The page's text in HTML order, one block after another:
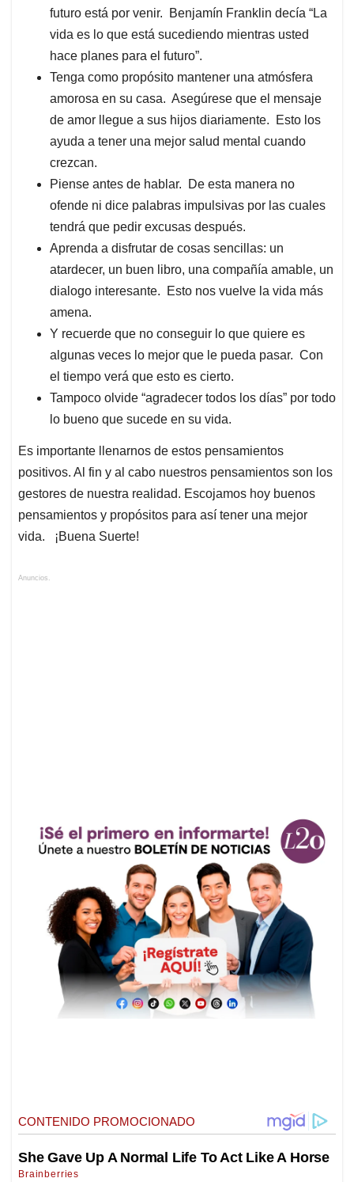
futuro está por venir. Benjamín Franklin decía “La
vida es lo que está sucediendo mientras usted
hace planes para el futuro”.
Tenga como propósito mantener una atmósfera
amorosa en su casa. Asegúrese que el mensaje
de amor llegue a sus hijos diariamente. Esto los
ayuda a tener una mejor salud mental cuando
crezcan.
Piense antes de hablar. De esta manera no
ofende ni dice palabras impulsivas por las cuales
tendrá que pedir excusas después.
Aprenda a disfrutar de cosas sencillas: un
atardecer, un buen libro, una compañía amable, un
dialogo interesante. Esto nos vuelve la vida más
amena.
Y recuerde que no conseguir lo que quiere es
algunas veces lo mejor que le pueda pasar. Con
el tiempo verá que esto es cierto.
Tampoco olvide “agradecer todos los días” por todo
lo bueno que sucede en su vida.
Es importante llenarnos de estos pensamientos
positivos. Al fin y al cabo nuestros pensamientos son los
gestores de nuestra realidad. Escojamos hoy buenos
pensamientos y propósitos para así tener una mejor
vida. ¡Buena Suerte!
Anuncios.